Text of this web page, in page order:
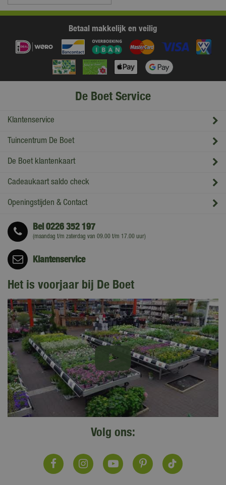
Betaal makkelijk en veilig
De Boet Service
Klantenservice
Tuincentrum De Boet
De Boet klantenkaart
Cadeaukaart saldo check
Openingstijden & Contact
Bel0226 352 197
(maandag t/m zaterdag van 09.00 t/m 17.00 uur)
Klantenservice
Het is voorjaar bij De Boet
Volg ons: